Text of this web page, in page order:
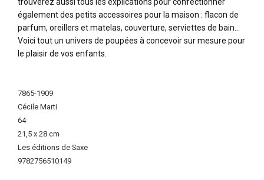
également des petits accessoires pour la maison : flacon de
parfum, oreillers et matelas, couverture, serviettes de bain...
Voici tout un univers de poupées à concevoir sur mesure pour
le plaisir de vos enfants.
Information
7865-1909
Cécile Marti
64
21,5 x 28 cm
Les éditions de Saxe
9782756510149